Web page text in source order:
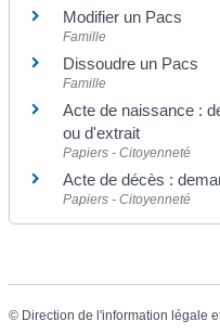
Modifier un Pacs
Famille
Dissoudre un Pacs
Famille
Acte de naissance :
ou d'extrait
Papiers - Citoyenneté
Acte de décès :
Papiers - Citoyenneté
© Direction de l'information légale